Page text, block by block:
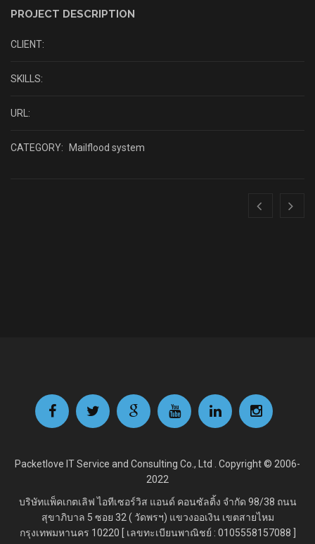
PROJECT DESCRIPTION
CLIENT:
SKILLS:
URL:
CATEGORY: Mailflood system
Packetlove IT Service and Consulting Co., Ltd . Copyright © 2006-
2022
บริษัทแพ็คเกตเลิฟ ไอทีเซอร์วิส แอนด์ คอนซัลติ้ง จำกัด 98/38 ถนน
สุขาภิบาล 5 ซอย 32 ( วัดพรฯ) แขวงออเงิน เขตสายไหม
กรุงเทพมหานคร 10220 [ เลขทะเบียนพาณิชย์ : 0105558157088 ]